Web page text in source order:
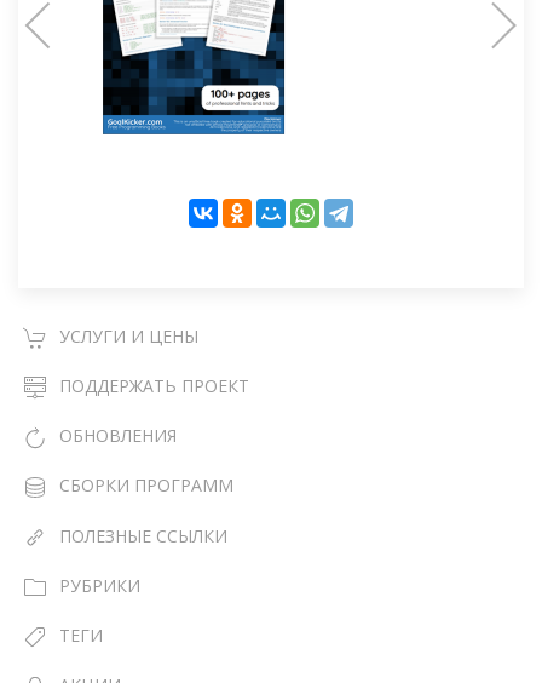
УСЛУГИ И ЦЕНЫ
ПОДДЕРЖАТЬ ПРОЕКТ
ОБНОВЛЕНИЯ
СБОРКИ ПРОГРАММ
ПОЛЕЗНЫЕ ССЫЛКИ
РУБРИКИ
ТЕГИ